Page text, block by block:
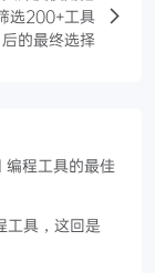
选200+工具
后的最终选择
程工具的最佳
具，这回是